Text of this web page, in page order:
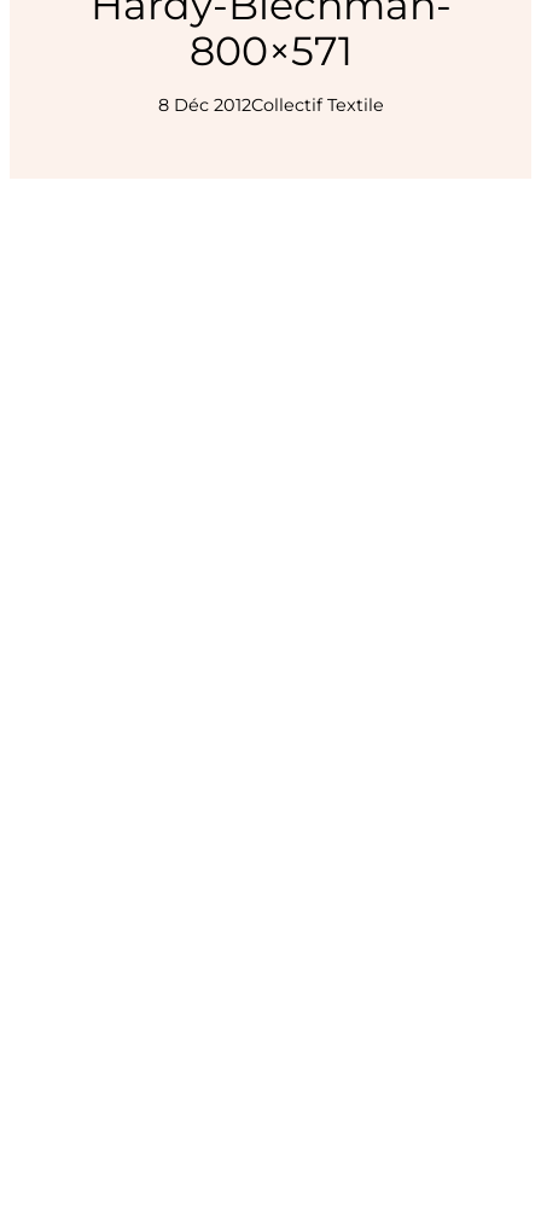
800×571
8 Déc 2012Collectif Textile